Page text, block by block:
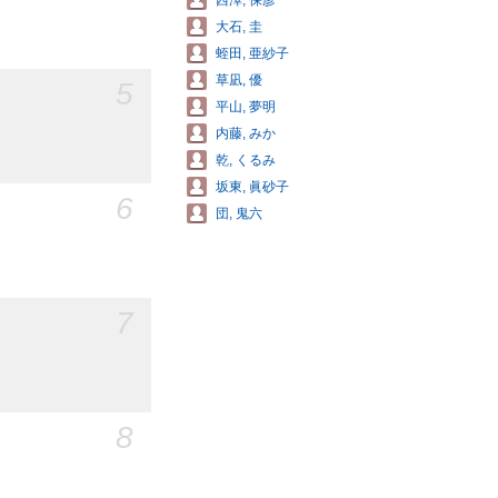
6
8
大石, 圭
蛭田, 亜紗子
草凪, 優
平山, 夢明
内藤, みか
乾, くるみ
坂東, 眞砂子
団, 鬼六